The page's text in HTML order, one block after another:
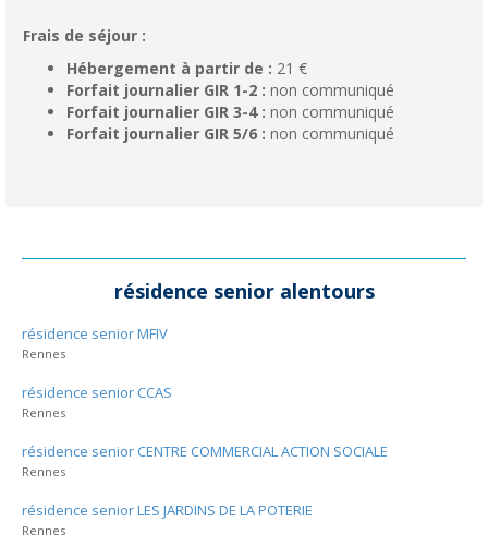
Frais de séjour :
Hébergement à partir de : 21 €
Forfait journalier GIR 1-2 : non communiqué
Forfait journalier GIR 3-4 : non communiqué
Forfait journalier GIR 5/6 : non communiqué
résidence senior alentours
résidence senior MFIV
Rennes
résidence senior CCAS
Rennes
résidence senior CENTRE COMMERCIAL ACTION SOCIALE
Rennes
résidence senior LES JARDINS DE LA POTERIE
Rennes